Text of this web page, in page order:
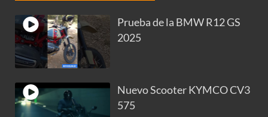
Prueba de la BMW R12 GS
2025
Nuevo Scooter KYMCO CV3
575